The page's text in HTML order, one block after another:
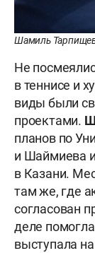
Шамиль
Не
в теннисе и
виды были
проектами.
планов по
и Шаймиева
в Казани.
там же, где
согласован
деле
выступала